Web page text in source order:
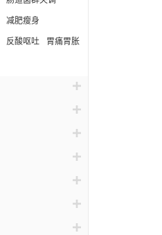
减肥瘦身
反酸呕吐 胃痛胃胀